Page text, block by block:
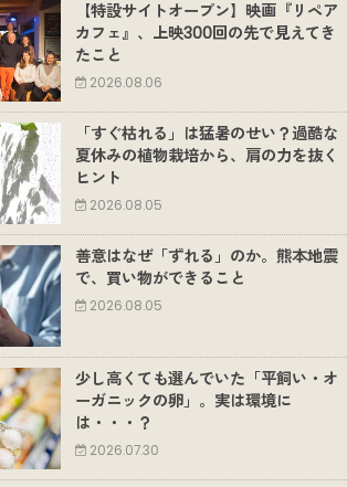
【特設サイトオープン】映画『リペア
カフェ』、上映300回の先で見えてき
たこと
2026.08.06
「すぐ枯れる」は猛暑のせい？過酷な
夏休みの植物栽培から、肩の力を抜く
ヒント
2026.08.05
善意はなぜ「ずれる」のか。熊本地震
で、買い物ができること
2026.08.05
少し高くても選んでいた「平飼い・オ
ーガニックの卵」。実は環境に
は・・・？
2026.07.30